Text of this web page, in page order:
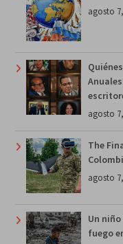
agosto
agosto
The
agosto
Un
fuego